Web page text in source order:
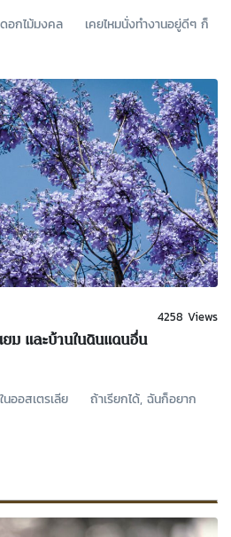
ดอกไม้มงคล เคยไหมนั่งทำงานอยู่ดีๆ ก็
4258 Views
ม และบ้านในดินแดนอื่น
นออสเตรเลีย ถ้าเรียกได้, ฉันก็อยาก